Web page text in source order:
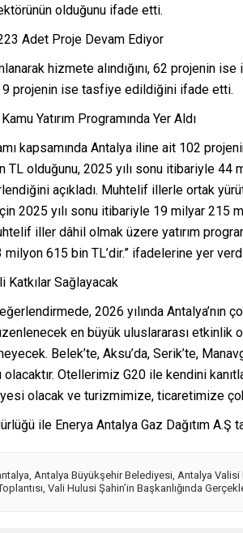
olduğunu ifade etti.
Adet Proje Devam Ediyor
hizmete alındığını, 62 projenin
projenin ise tasfiye edildiğini ifade etti.
Yatırım Programında Yer Aldı
kapsamında Antalya iline ait 102
olduğunu, 2025 yılı sonu itibariyle 44
açıkladı. Muhtelif illerle ortak
2025 yılı sonu itibariyle 19 milyar 215
iller dâhil olmak üzere yatırım
615 bin TL’dir.” ifadelerine yer
Katkılar Sağlayacak
2026 yılında
en büyük uluslararası
Belek’te, Aksu’da, Serik’te,
Otellerimiz G20 ile kendini
olacak ve turizmimize, ticaretimize
ile Enerya Antalya Gaz Dağıtım A.Ş
Antalya Büyükşehir Belediyesi Antalya Valisi
Vali Hulusi Şahin’in Başkanlığında